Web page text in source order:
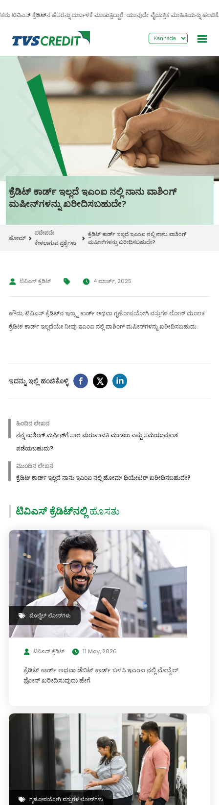
ಟಿವಿಎಸ್ ಕ್ರೆಡಿಟ್‌ನ ಹೆಸರನ್ನು ದುರ್ಬಳಕೆ ಮಾಡುತ್ತಿದ್ದಾರೆ. ಯಾವುದೇ ವೈಯಕ್ತಿಕ ಮಾಹಿತಿಯನ್ನು
ಕ್ರೆಡಿಟ್ ಕಾರ್ಡ್ ಇಲ್ಲದೆ ಇಎಂಐ ನಲ್ಲಿ ನಾನು ವಾಶಿಂಗ್
ಮಷೀನ್‌ಗಳನ್ನು ಖರೀದಿಸಬಹುದೇ?
ಹೋಮ್
ಪದೇಪದೇ
ಕೇಳಲಾಗುವ ಪ್ರಶ್ನೆಗಳು
ಕ್ರೆಡಿಟ್ ಕಾರ್ಡ್ ಇಲ್ಲದೆ ಇಎಂಐ ನಲ್ಲಿ ನಾನು ವಾಶಿಂಗ್
ಮಷೀನ್‌ಗಳನ್ನು ಖರೀದಿಸಬಹುದೇ?
ಟಿವಿಎಸ್ ಕ್ರೆಡಿಟ್ 4 ಮಾರ್ಚ್, 2025
ಹೌದು, ಟಿವಿಎಸ್ ಕ್ರೆಡಿಟ್‌ನ ಇನ್ಸ್ಟಾ ಕಾರ್ಡ್ ಅಥವಾ ಗೃಹೋಪಯೋಗಿ ವಸ್ತುಗಳ ಲೋನ್ ಮೂಲಕ
ಕ್ರೆಡಿಟ್ ಕಾರ್ಡ್ ಇಲ್ಲದೆಯೇ ನೀವು ಇಎಂಐ ನಲ್ಲಿ ವಾಶಿಂಗ್ ಮಷೀನ್‌ಗಳನ್ನು ಖರೀದಿಸಬಹುದು.
ಇದನ್ನು ಇಲ್ಲಿ ಹಂಚಿಕೊಳ್ಳಿ
ಹಿಂದಿನ ಲೇಖನ
ನನ್ನ ವಾಶಿಂಗ್ ಮಷೀನ್‌ಗೆ ಸಾಲ ಮರುಪಾವತಿ ಮಾಡಲು ಎಷ್ಟು ಸಮಯಾವಕಾಶ
ಪಡೆಯಬಹುದು?
ಮುಂದಿನ ಲೇಖನ
ಕ್ರೆಡಿಟ್ ಕಾರ್ಡ್ ಇಲ್ಲದೆ ನಾನು ಇಎಂಐ ನಲ್ಲಿ ಹೋಮ್ ಥಿಯೇಟರ್ ಖರೀದಿಸಬಹುದೇ?
ಟಿವಿಎಸ್ ಕ್ರೆಡಿಟ್‌ನಲ್ಲಿ ಹೊಸತು
ಮೊಬೈಲ್ ಲೋನ್‌ಗಳು
ಟಿವಿಎಸ್ ಕ್ರೆಡಿಟ್ 11 May, 2026
ಕ್ರೆಡಿಟ್ ಕಾರ್ಡ್ ಅಥವಾ ಡೆಬಿಟ್ ಕಾರ್ಡ್ ಬಳಸಿ ಇಎಂಐ ನಲ್ಲಿ ಮೊಬೈಲ್
ಫೋನ್ ಖರೀದಿಸುವುದು ಹೇಗೆ
ಗೃಹೋಪಯೋಗಿ ವಸ್ತುಗಳ ಲೋನ್‌ಗಳು